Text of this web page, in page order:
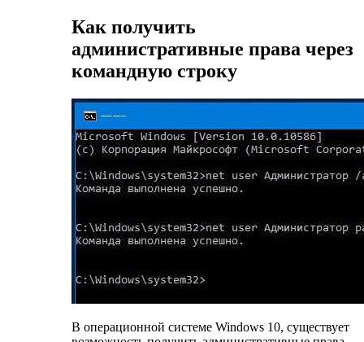
Как получить
административные права через
командную строку
В операционной системе Windows 10, существует